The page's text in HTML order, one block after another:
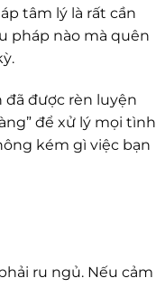
tâm lý là rất cần
pháp nào mà quên
đã được rèn luyện
để xử lý mọi tình
kém gì việc bạn
ru ngủ. Nếu cảm